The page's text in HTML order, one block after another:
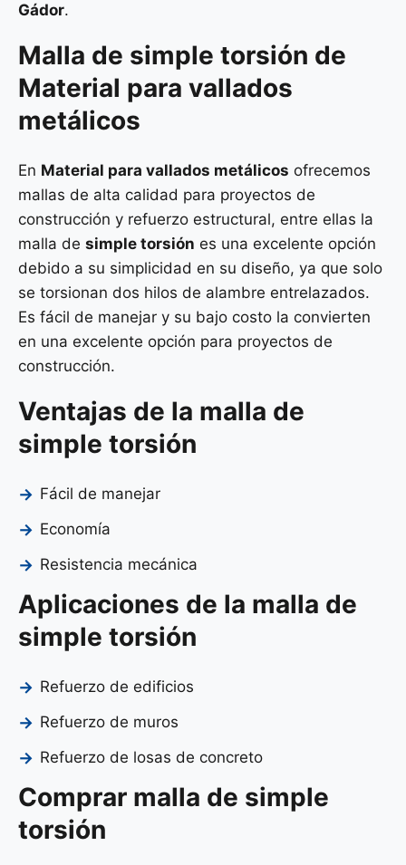
Gádor.
Malla de simple torsión de
Material para vallados
metálicos
En Material para vallados metálicos ofrecemos
mallas de alta calidad para proyectos de
construcción y refuerzo estructural, entre ellas la
malla de simple torsión es una excelente opción
debido a su simplicidad en su diseño, ya que solo
se torsionan dos hilos de alambre entrelazados.
Es fácil de manejar y su bajo costo la convierten
en una excelente opción para proyectos de
construcción.
Ventajas de la malla de
simple torsión
Fácil de manejar
Economía
Resistencia mecánica
Aplicaciones de la malla de
simple torsión
Refuerzo de edificios
Refuerzo de muros
Refuerzo de losas de concreto
Comprar malla de simple
torsión